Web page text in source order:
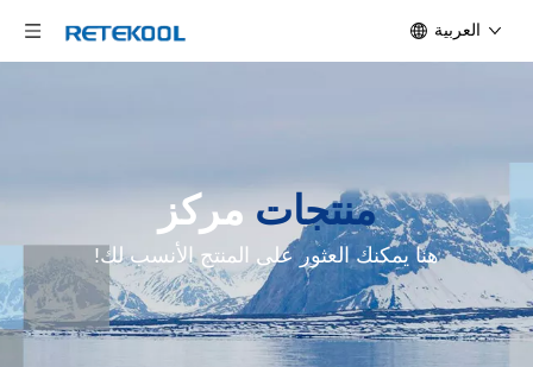
العربية
منتجات مركز
هنا يمكنك العثور على المنتج الأنسب لك!